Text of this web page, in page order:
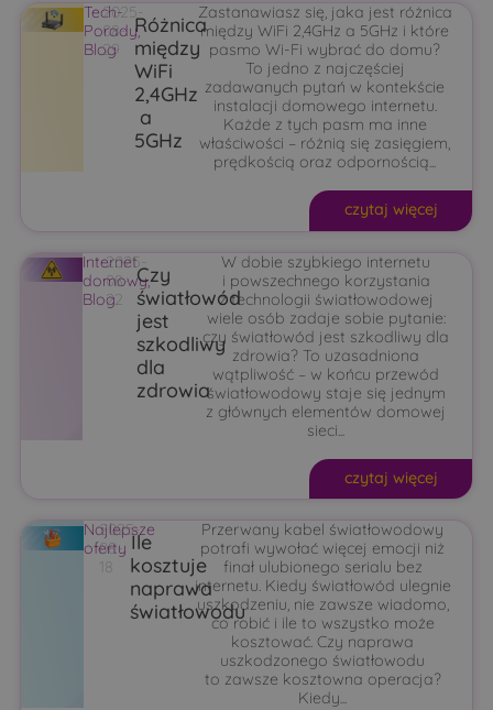
Tech-
Porady,
Blog
2025-
08-
29
Różnica
między
WiFi
2,4GHz
a
5GHz
Zastanawiasz się, jaka jest różnica
między WiFi 2,4GHz a 5GHz i które
pasmo Wi-Fi wybrać do domu?
To jedno z najczęściej
zadawanych pytań w kontekście
instalacji domowego internetu.
Każde z tych pasm ma inne
właściwości – różnią się zasięgiem,
prędkością oraz odpornością...
czytaj więcej
Internet
domowy,
Blog
2025-
08-
22
Czy
światłowód
jest
szkodliwy
dla
zdrowia
W dobie szybkiego internetu
i powszechnego korzystania
z technologii światłowodowej
wiele osób zadaje sobie pytanie:
czy światłowód jest szkodliwy dla
zdrowia? To uzasadniona
wątpliwość – w końcu przewód
światłowodowy staje się jednym
z głównych elementów domowej
sieci...
czytaj więcej
Najlepsze
oferty
2025-
08-
18
Ile
kosztuje
naprawa
światłowodu
Przerwany kabel światłowodowy
potrafi wywołać więcej emocji niż
finał ulubionego serialu bez
internetu. Kiedy światłowód ulegnie
uszkodzeniu, nie zawsze wiadomo,
co robić i ile to wszystko może
kosztować. Czy naprawa
uszkodzonego światłowodu
to zawsze kosztowna operacja?
Kiedy...